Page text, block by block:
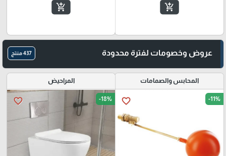
add_shopping_cart
add_shopping_cart
عروض وخصومات لفترة محدودة 437 منتج
المحابس والصمامات
favorite_border -11%
المراحيض
favorite_border -18%